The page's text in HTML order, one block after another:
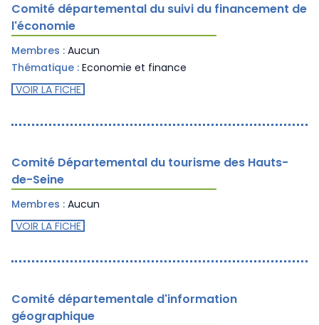
Comité départemental du suivi du financement de
l'économie
Membres : Aucun
Thématique : Economie et finance
VOIR LA FICHE
Comité Départemental du tourisme des Hauts-
de-Seine
Membres : Aucun
VOIR LA FICHE
Comité départementale d'information
géographique